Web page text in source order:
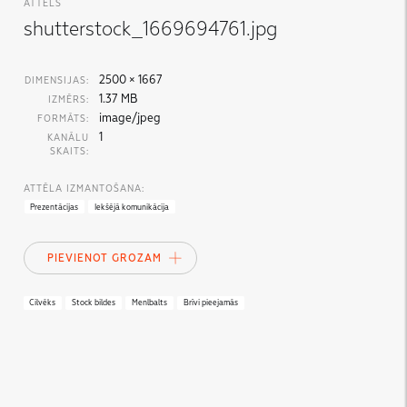
ATTĒLS
shutterstock_1669694761.jpg
DIMENSIJAS: 2500 × 1667
IZMĒRS: 1.37 MB
FORMĀTS: image/jpeg
KANĀLU
SKAITS:
1
ATTĒLA IZMANTOŠANA:
Prezentācijas Iekšējā komunikācija
PIEVIENOT GROZAM
Cilvēks Stock bildes Menlbalts Brīvi pieejamās